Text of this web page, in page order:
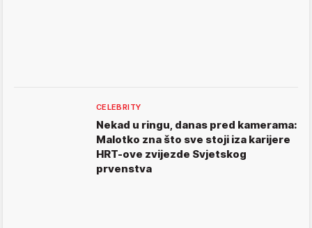
CELEBRITY
Nekad u ringu, danas pred kamerama:
Malotko zna što sve stoji iza karijere
HRT-ove zvijezde Svjetskog
prvenstva